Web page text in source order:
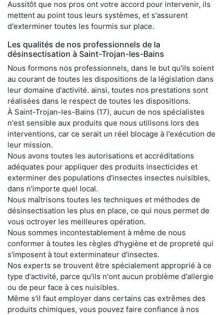
Aussitôt que nos pros ont votre accord pour intervenir, ils
mettent au point tous leurs systèmes, et s'assurent
d'exterminer toutes les fourmis sur place.
Les qualités de nos professionnels de la
désinsectisation à Saint-Trojan-les-Bains
Nous formons nos professionnels, dans le but qu'ils soient
au courant de toutes les dispositions de la législation dans
leur domaine d'activité. ainsi, toutes nos prestations sont
réalisées dans le respect de toutes les dispositions.
À Saint-Trojan-les-Bains (17), aucun de nos spécialistes
n'est sensible aux produits que nous utilisons lors des
interventions, car ce serait un réel blocage à l'exécution de
leur mission.
Nous avons toutes les autorisations et accréditations
adéquates pour appliquer des produits insecticides et
exterminer des populations d'insectes insectes nuisibles,
dans n'importe quel local.
Nous maîtrisons toutes les techniques et méthodes de
désinsectisation les plus en place, ce qui nous permet de
vous octroyer les meilleures opération.
Nous sommes incontestablement à même de nous
conformer à toutes les règles d'hygiène et de propreté qui
s'imposent à tout exterminateur d'insectes.
Nos experts se trouvent être spécialement approprié à ce
type d'activité, parce qu'ils n'ont aucun problème d'allergie
ou de peur face à ces nuisibles.
Même s'il faut employer dans certains cas extrêmes des
produits chimiques, vous pouvez faire confiance à nos